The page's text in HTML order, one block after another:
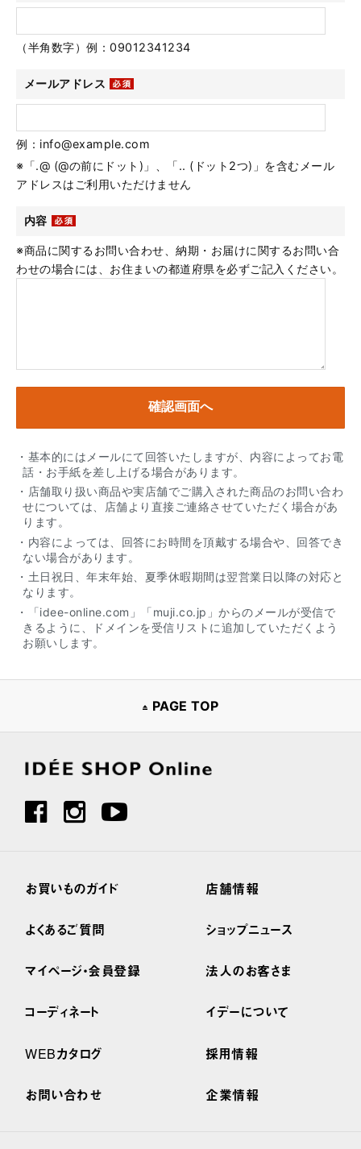
（半角数字）例：09012341234
メールアドレス
例：info@example.com
※「.@ (@の前にドット)」、「.. (ドット2つ)」を含むメール
アドレスはご利用いただけません
内容
※商品に関するお問い合わせ、納期・お届けに関するお問い合
わせの場合には、お住まいの都道府県を必ずご記入ください。
・基本的にはメールにて回答いたしますが、内容によってお電
話・お手紙を差し上げる場合があります。
・店舗取り扱い商品や実店舗でご購入された商品のお問い合わ
せについては、店舗より直接ご連絡させていただく場合があ
ります。
・内容によっては、回答にお時間を頂戴する場合や、回答でき
ない場合があります。
・土日祝日、年末年始、夏季休暇期間は翌営業日以降の対応と
なります。
・「idee-online.com」「muji.co.jp」からのメールが受信で
きるように、ドメインを受信リストに追加していただくよう
お願いします。
PAGE TOP
お買いものガイド
よくあるご質問
マイページ・会員登録
コーディネート
WEBカタログ
お問い合わせ
店舗情報
ショップニュース
法人のお客さま
イデーについて
採用情報
企業情報